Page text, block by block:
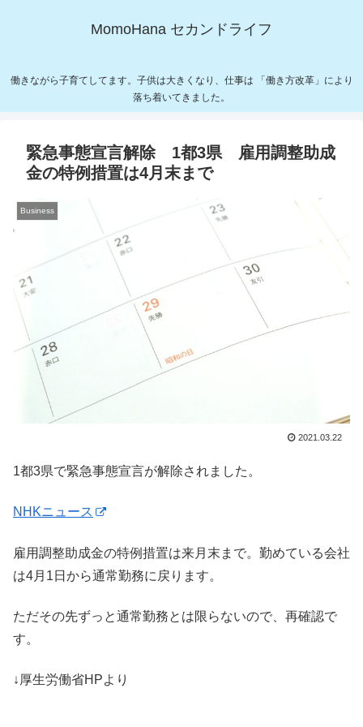
MomoHana セカンドライフ
働きながら子育てしてます。子供は大きくなり、仕事は 「働き方改革」により
落ち着いてきました。
緊急事態宣言解除 1都3県 雇用調整助成
金の特例措置は4月末まで
Business
2021.03.22
1都3県で緊急事態宣言が解除されました。
NHKニュース
雇用調整助成金の特例措置は来月末まで。勤めている会社
は4月1日から通常勤務に戻ります。
ただその先ずっと通常勤務とは限らないので、再確認で
す。
↓厚生労働省HPより